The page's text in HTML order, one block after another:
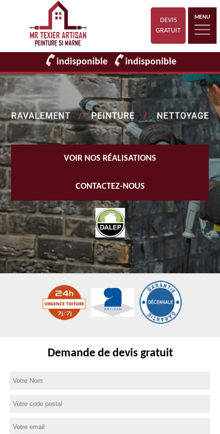
DEVIS
GRATUIT
MENU
indisponible indisponible
VOIR NOS RÉALISATIONS
CONTACTEZ-NOUS
Demande de devis gratuit